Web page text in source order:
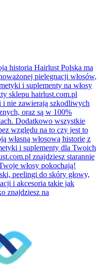
historia Hairlust Polska ma
pielęgnacji włosów,
i suplementy na włosy
sklepu hairlust.com.pl
i nie zawierają szkodliwych
oraz są w 100%
Dodatkowo wszystkie
względu na to czy jest to
własną włosową historię z
i suplementy dla Twoich
znajdziesz starannie
włosy pokochają!
peelingi do skóry głowy,
i akcesoria takie jak
znajdziesz na